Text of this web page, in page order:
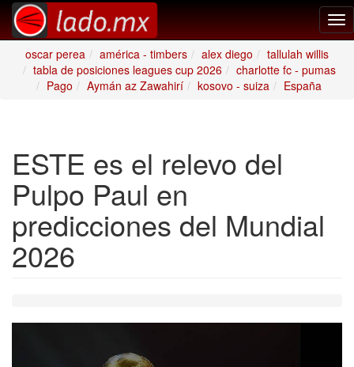
oscar perea
américa - timbers alex diego
tallulah willis
tabla de posiciones leagues cup 2026
charlotte fc - pumas
Pago
Aymán az Zawahirí kosovo - suiza España
ESTE es el relevo del
Pulpo Paul en
predicciones del Mundial
2026